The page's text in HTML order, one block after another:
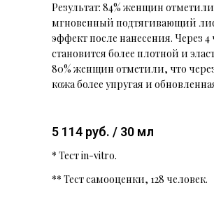
Результат: 84% женщин отметили
мгновенный подтягивающий
эффект после нанесения. Через 4
становится более плотной и
80% женщин отметили, что
кожа более упругая и
5 114 руб. / 30 мл
* Тест in-vitro.
** Тест самооценки, 128 человек.